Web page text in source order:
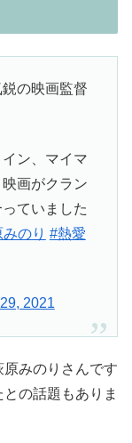
の映画監督
ン、マイマ
画がクラン
ていました
のり #熱愛
2021
みのりさんです
の話題もありま